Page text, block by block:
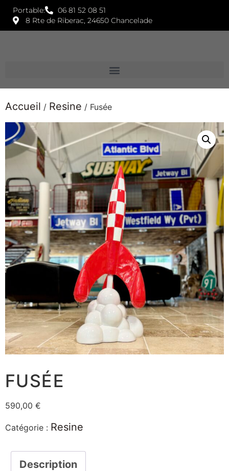
Portable:
06 81 52 08 51
8 Rte de Riberac, 24650 Chancelade
Accueil / Resine / Fusée
FUSÉE
590,00 €
Catégorie : Resine
Description